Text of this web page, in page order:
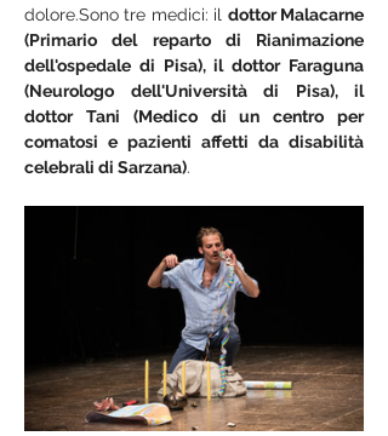
dolore.Sono tre medici: il dottor Malacarne
(Primario del reparto di Rianimazione
dell'ospedale di Pisa), il dottor Faraguna
(Neurologo dell'Università di Pisa), il
dottor Tani (Medico di un centro per
comatosi e pazienti affetti da disabilità
celebrali di Sarzana).